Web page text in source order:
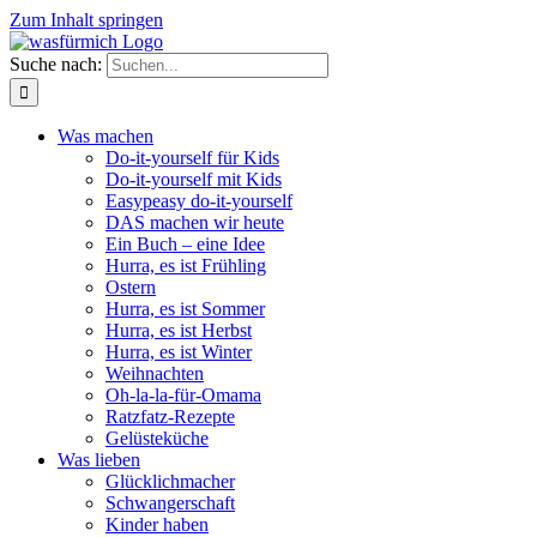
Zum Inhalt springen
Suche nach:
Was machen
Do-it-yourself für Kids
Do-it-yourself mit Kids
Easypeasy do-it-yourself
DAS machen wir heute
Ein Buch – eine Idee
Hurra, es ist Frühling
Ostern
Hurra, es ist Sommer
Hurra, es ist Herbst
Hurra, es ist Winter
Weihnachten
Oh-la-la-für-Omama
Ratzfatz-Rezepte
Gelüsteküche
Was lieben
Glücklichmacher
Schwangerschaft
Kinder haben